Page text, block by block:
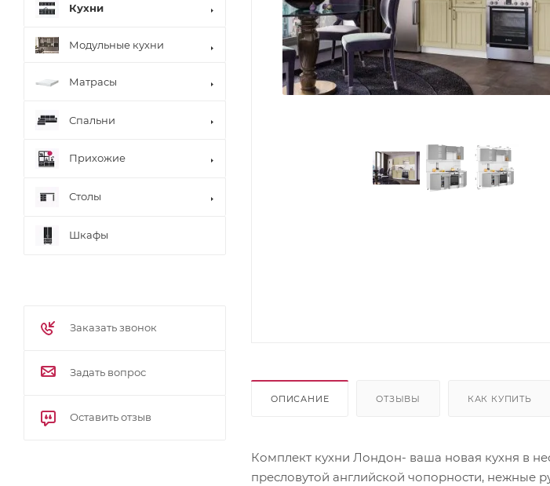
ОПИСАНИЕ ОТЗЫВЫ КАК КУПИТЬ
Комплект кухни Лондон- ваша новая кухня в
пресловутой английской чопорности, нежные ручки с цветочным орнаментом добавляют образу нотки изысканности В
Кухни
Модульные кухни
Матрасы
Спальни
Прихожие
Столы
Шкафы
Заказать звонок
Задать вопрос
Оставить отзыв